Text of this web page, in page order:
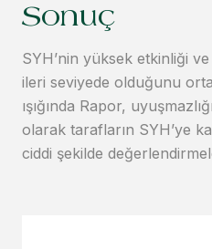
Sonuç
SYH’nin yüksek etkinliği
ileri seviyede olduğunu
ışığında Rapor,
olarak tarafların SYH’ye
ciddi şekilde